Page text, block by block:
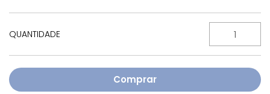
QUANTIDADE